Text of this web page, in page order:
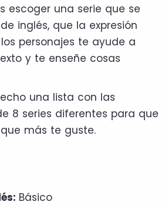
escoger una serie que se
inglés, que la expresión
personajes te ayude a
y te enseñe cosas
una lista con las
8 series diferentes para que
más te guste.
Básico